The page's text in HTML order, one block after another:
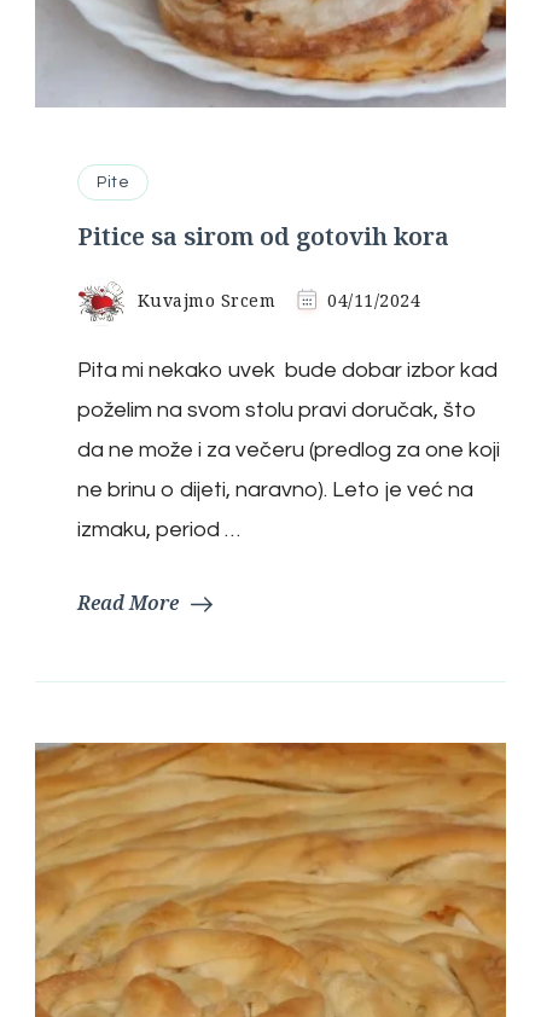
Pite
Pitice sa sirom od gotovih kora
Kuvajmo Srcem 04/11/2024
Pita mi nekako uvek bude dobar izbor kad
poželim na svom stolu pravi doručak, što
da ne može i za večeru (predlog za one koji
ne brinu o dijeti, naravno). Leto je već na
izmaku, period …
Read More